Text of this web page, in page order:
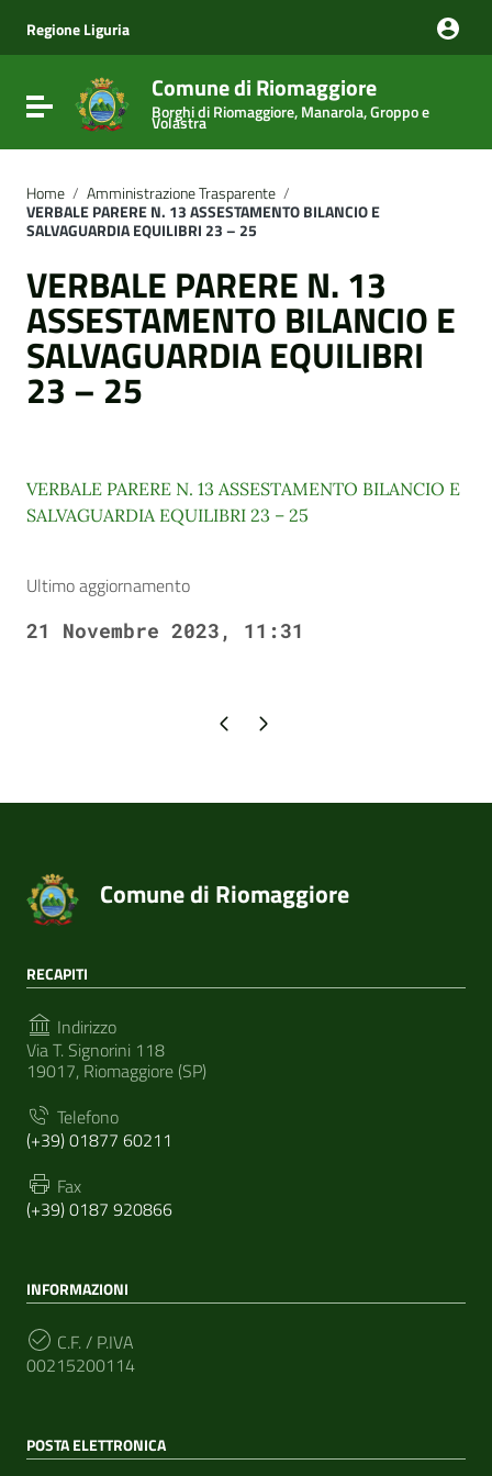
Vai al menu di navigazione
Vai al footer
Regione Liguria
Attiva / disattiva la navigazione
Comune di Riomaggiore
Borghi di Riomaggiore, Manarola, Groppo e
Volastra
Home / Amministrazione Trasparente /
VERBALE PARERE N. 13 ASSESTAMENTO BILANCIO E
SALVAGUARDIA EQUILIBRI 23 – 25
VERBALE PARERE N. 13
ASSESTAMENTO BILANCIO E
SALVAGUARDIA EQUILIBRI
23 – 25
VERBALE PARERE N. 13 ASSESTAMENTO BILANCIO E
SALVAGUARDIA EQUILIBRI 23 – 25
Ultimo aggiornamento
21 Novembre 2023, 11:31
Pagina precedente
Pagina successiva
Comune di Riomaggiore
RECAPITI
Indirizzo
Via T. Signorini 118
19017, Riomaggiore (SP)
Telefono
(+39) 01877 60211
Fax
(+39) 0187 920866
INFORMAZIONI
C.F. / P.IVA
00215200114
POSTA ELETTRONICA